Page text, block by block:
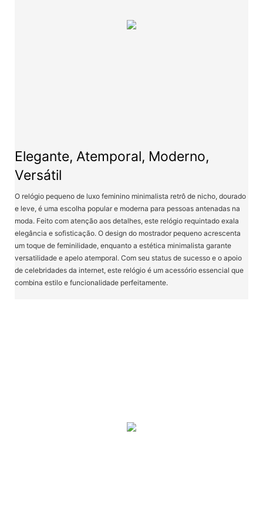
Elegante, Atemporal, Moderno,
Versátil
O relógio pequeno de luxo feminino minimalista retrô de nicho, dourado
e leve, é uma escolha popular e moderna para pessoas antenadas na
moda. Feito com atenção aos detalhes, este relógio requintado exala
elegância e sofisticação. O design do mostrador pequeno acrescenta
um toque de feminilidade, enquanto a estética minimalista garante
versatilidade e apelo atemporal. Com seu status de sucesso e o apoio
de celebridades da internet, este relógio é um acessório essencial que
combina estilo e funcionalidade perfeitamente.